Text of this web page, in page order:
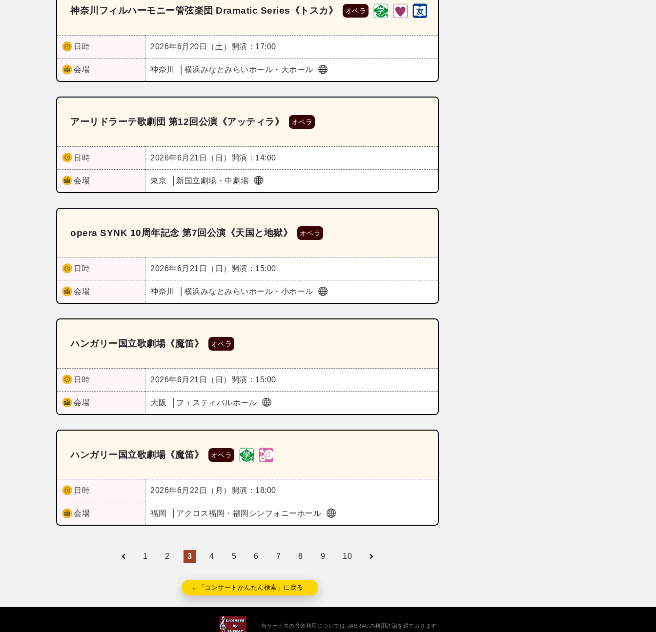
神奈川フィルハーモニー管弦楽団 Dramatic Series《トスカ》 オペラ
日時 2026年6月20日（土） 開演：17:00
会場 神奈川 横浜みなとみらいホール・大ホール
アーリドラーテ歌劇団 第12回公演《アッティラ》 オペラ
日時 2026年6月21日（日） 開演：14:00
会場 東京 新国立劇場・中劇場
opera SYNK 10周年記念 第7回公演《天国と地獄》 オペラ
日時 2026年6月21日（日） 開演：15:00
会場 神奈川 横浜みなとみらいホール・小ホール
ハンガリー国立歌劇場《魔笛》 オペラ
日時 2026年6月21日（日） 開演：15:00
会場 大阪 フェスティバルホール
ハンガリー国立歌劇場《魔笛》 オペラ
日時 2026年6月22日（月） 開演：18:00
会場 福岡 アクロス福岡・福岡シンフォニーホール
1 2 3 4 5 6 7 8 9 10
←「コンサートかんたん検索」に戻る
当サービスの音楽利用については JASRACの利用許諾を得ております